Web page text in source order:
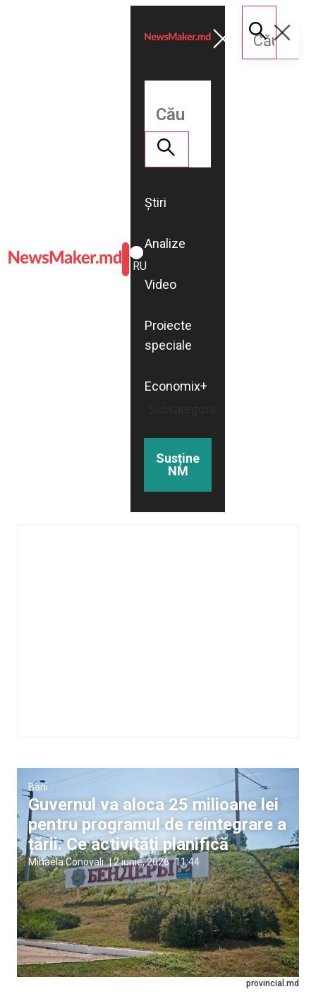
ROMÂNĂ
RU
Știri
Analize
Video
Proiecte
speciale
Economix+
Susține
NM
provincial.md
Bani
Guvernul va aloca 25 milioane lei
pentru programul de reintegrare a
țării. Ce activități planifică
Mihaela Conovali |2 iunie, 2026 11:44